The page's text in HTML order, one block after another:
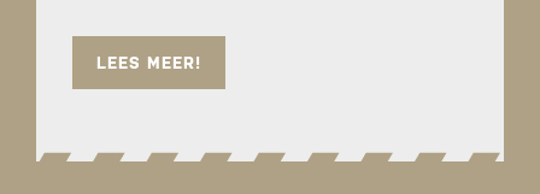
LEES MEER!